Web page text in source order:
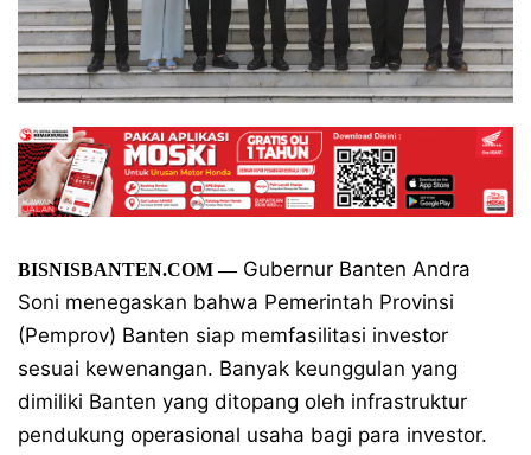
BISNISBANTEN.COM—Gubernur Banten Andra
Soni menegaskan bahwa Pemerintah Provinsi
(Pemprov) Banten siap memfasilitasi investor
sesuai kewenangan. Banyak keunggulan yang
dimiliki Banten yang ditopang oleh infrastruktur
pendukung operasional usaha bagi para investor.